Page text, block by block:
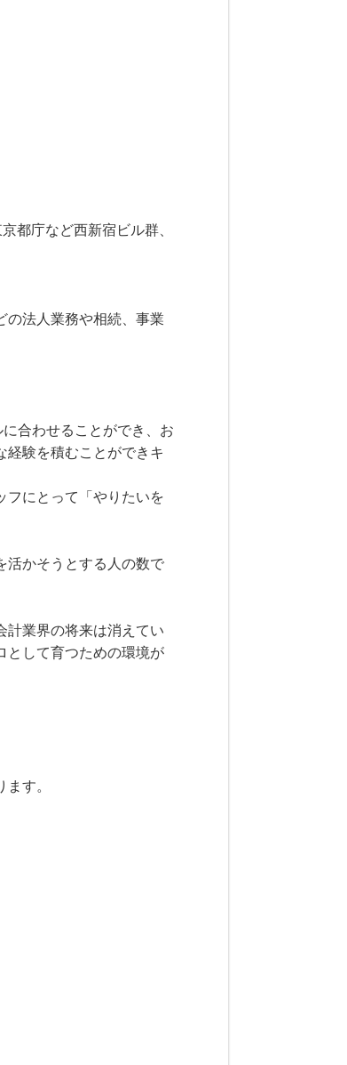
都庁など西新宿ビル群、
の法人業務や相続、事業
合わせることができ、お
経験を積むことができキ
フにとって「やりたいを
活かそうとする人の数で
計業界の将来は消えてい
として育つための環境が
す。